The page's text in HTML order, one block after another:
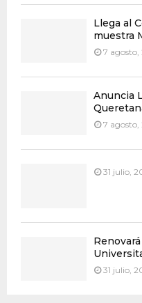
Llega al
muestra
7 agosto,
Anuncia
7 agosto,
31 julio,
31 julio,